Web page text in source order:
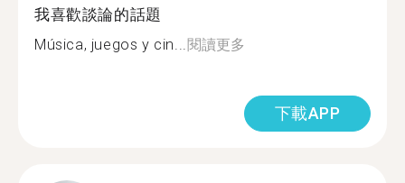
我喜歡談論的話題
Música, juegos y cin...閱讀更多
下載APP